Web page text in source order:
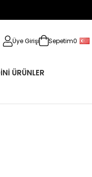
Üye Girişi Sepetim0
ÜRÜNLER